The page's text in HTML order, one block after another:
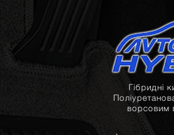
Гібридні
ворсовим